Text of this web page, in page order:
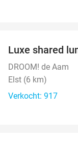
Luxe shared
DROOM! de Aam
Elst (6 km)
Verkocht: 917